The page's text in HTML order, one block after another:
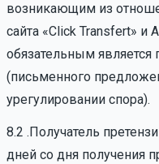
возникающим из
сайта «Click Transfert» и
обязательным является
(письменного
урегулировании спора).
8.2 .Получатель
дней со дня получения